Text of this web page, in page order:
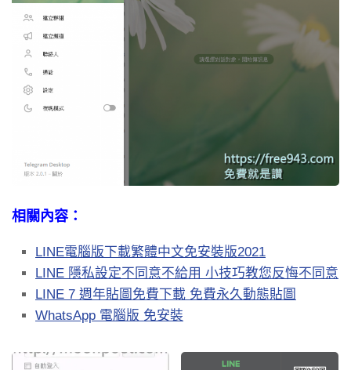
相關內容：
LINE電腦版下載繁體中文免安裝版2021
LINE 隱私設定不同意不給用 小技巧教您反悔不同意
LINE 7 週年貼圖免費下載 免費永久動態貼圖
WhatsApp 電腦版 免安裝